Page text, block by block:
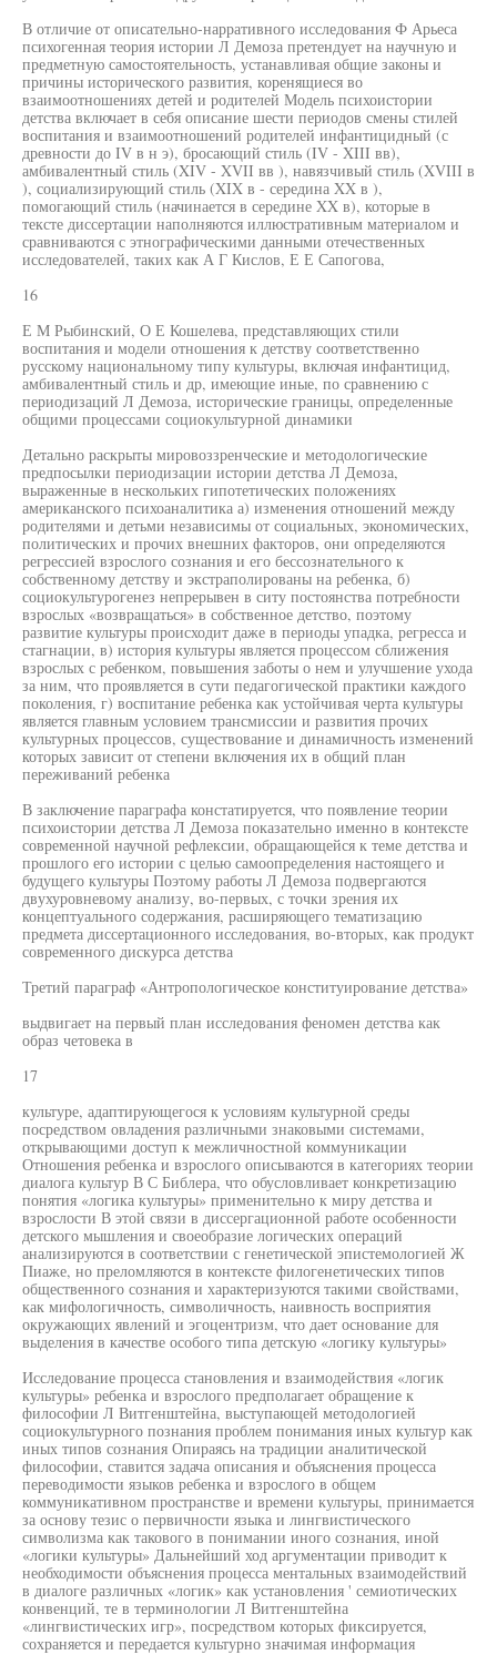
В отличие от описательно-нарративного исследования Ф Арьеса
психогенная теория истории Л Демоза претендует на научную и
предметную самостоятельность, устанавливая общие законы и
причины исторического развития, коренящиеся во
взаимоотношениях детей и родителей Модель психоистории
детства включает в себя описание шести периодов смены стилей
воспитания и взаимоотношений родителей инфантицидный (с
древности до IV в н э), бросающий стиль (IV - XIII вв),
амбивалентный стиль (XIV - XVII вв ), навязчивый стиль (XVIII в
), социализирующий стиль (XIX в - середина XX в ),
помогающий стиль (начинается в середине XX в), которые в
тексте диссертации наполняются иллюстративным материалом и
сравниваются с этнографическими данными отечественных
исследователей, таких как А Г Кислов, Е Е Сапогова,
16
Е М Рыбинский, О Е Кошелева, представляющих стили
воспитания и модели отношения к детству соответственно
русскому национальному типу культуры, включая инфантицид,
амбивалентный стиль и др, имеющие иные, по сравнению с
периодизаций Л Демоза, исторические границы, определенные
общими процессами социокультурной динамики
Детально раскрыты мировоззренческие и методологические
предпосылки периодизации истории детства Л Демоза,
выраженные в нескольких гипотетических положениях
американского психоаналитика а) изменения отношений между
родителями и детьми независимы от социальных, экономических,
политических и прочих внешних факторов, они определяются
регрессией взрослого сознания и его бессознательного к
собственному детству и экстраполированы на ребенка, б)
социокультурогенез непрерывен в ситу постоянства потребности
взрослых «возвращаться» в собственное детство, поэтому
развитие культуры происходит даже в периоды упадка, регресса и
стагнации, в) история культуры является процессом сближения
взрослых с ребенком, повышения заботы о нем и улучшение ухода
за ним, что проявляется в сути педагогической практики каждого
поколения, г) воспитание ребенка как устойчивая черта культуры
является главным условием трансмиссии и развития прочих
культурных процессов, существование и динамичность изменений
которых зависит от степени включения их в общий план
переживаний ребенка
В заключение параграфа констатируется, что появление теории
психоистории детства Л Демоза показательно именно в контексте
современной научной рефлексии, обращающейся к теме детства и
прошлого его истории с целью самоопределения настоящего и
будущего культуры Поэтому работы Л Демоза подвергаются
двухуровневому анализу, во-первых, с точки зрения их
концептуального содержания, расширяющего тематизацию
предмета диссертационного исследования, во-вторых, как продукт
современного дискурса детства
Третий параграф «Антропологическое конституирование детства»
выдвигает на первый план исследования феномен детства как
образ четовека в
17
культуре, адаптирующегося к условиям культурной среды
посредством овладения различными знаковыми системами,
открывающими доступ к межличностной коммуникации
Отношения ребенка и взрослого описываются в категориях теории
диалога культур В С Библера, что обусловливает конкретизацию
понятия «логика культуры» применительно к миру детства и
взрослости В этой связи в диссергационной работе особенности
детского мышления и своеобразие логических операций
анализируются в соответствии с генетической эпистемологией Ж
Пиаже, но преломляются в контексте филогенетических типов
общественного сознания и характеризуются такими свойствами,
как мифологичность, символичность, наивность восприятия
окружающих явлений и эгоцентризм, что дает основание для
выделения в качестве особого типа детскую «логику культуры»
Исследование процесса становления и взаимодействия «логик
культуры» ребенка и взрослого предполагает обращение к
философии Л Витгенштейна, выступающей методологией
социокультурного познания проблем понимания иных культур как
иных типов сознания Опираясь на традиции аналитической
философии, ставится задача описания и объяснения процесса
переводимости языков ребенка и взрослого в общем
коммуникативном пространстве и времени культуры, принимается
за основу тезис о первичности языка и лингвистического
символизма как такового в понимании иного сознания, иной
«логики культуры» Дальнейший ход аргументации приводит к
необходимости объяснения процесса ментальных взаимодействий
в диалоге различных «логик» как установления ' семиотических
конвенций, те в терминологии Л Витгенштейна
«лингвистических игр», посредством которых фиксируется,
сохраняется и передается культурно значимая информация